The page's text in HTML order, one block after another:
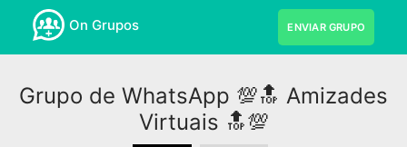
On Grupos ENVIAR GRUPO
Grupo de WhatsApp 💯🔝 Amizades
Virtuais 🔝💯